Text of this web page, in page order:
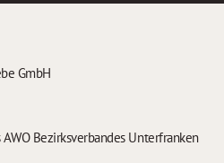
GmbH
Bezirksverbandes Unterfranken